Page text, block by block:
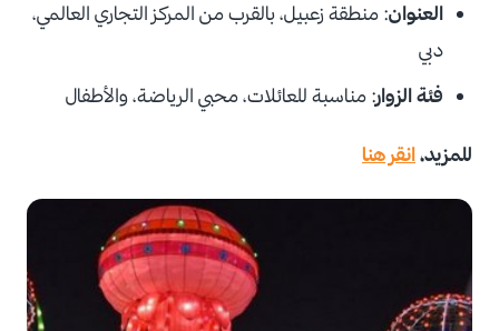
العنوان: منطقة زعبيل، بالقرب من المركز التجاري العالمي،
دبي
فئة الزوار: مناسبة للعائلات، محبي الرياضة، والأطفال
للمزيد،انقر هنا